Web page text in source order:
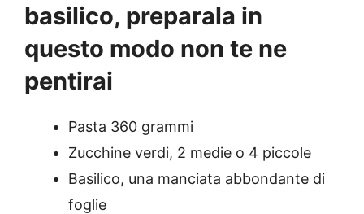
basilico, preparala in
questo modo non te ne
pentirai
Pasta 360 grammi
Zucchine verdi, 2 medie o 4 piccole
Basilico, una manciata abbondante di
foglie